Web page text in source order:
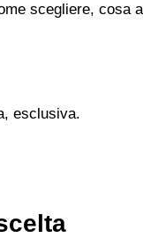
scegliere, cosa
esclusiva.